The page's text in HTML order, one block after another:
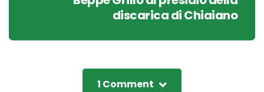
discarica di Chiaiano
1 Comment